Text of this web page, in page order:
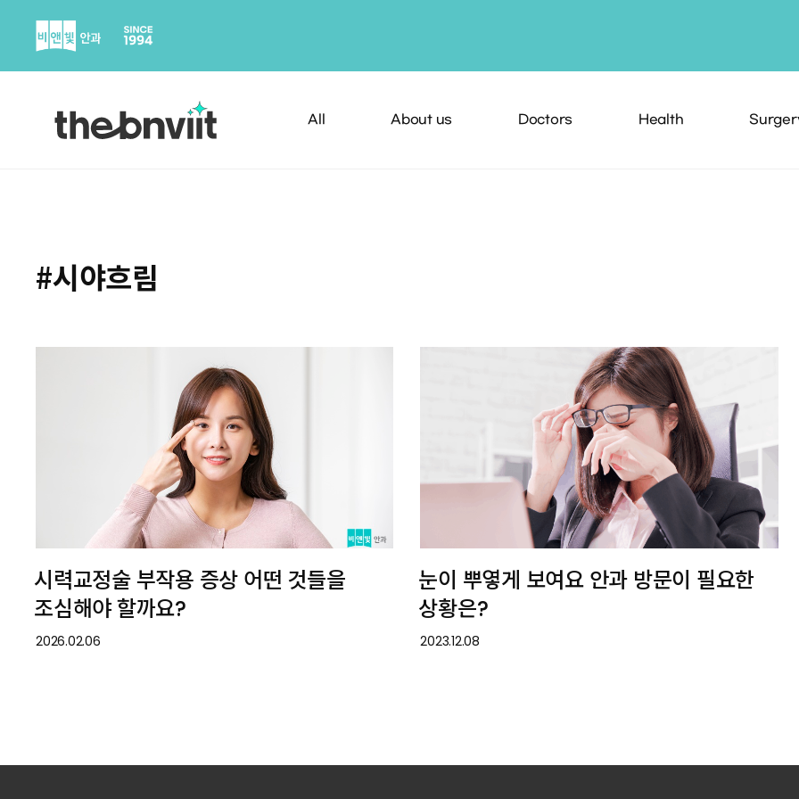
content
All About us Doctors Health
#시야흐림
시력교정술 부작용 증상 어떤 것들을
조심해야 할까요?
2026.02.06
눈이 뿌옇게 보여요 안과 방문이 필요한
상황은?
2023.12.08